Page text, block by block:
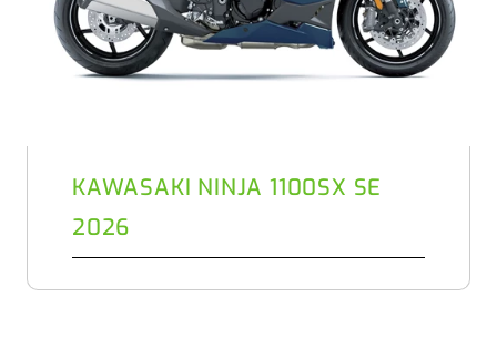
KAWASAKI NINJA 1100SX SE
2026